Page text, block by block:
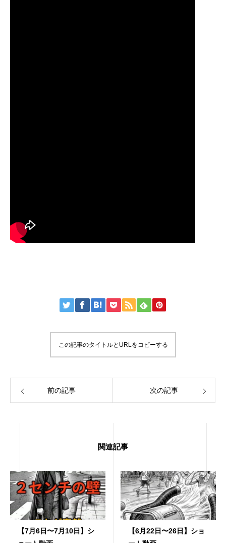
この記事のタイトルとURLをコピーする
前の記事 次の記事
関連記事
【7月6日〜7月10日】シ
【6月22日〜26日】ショ